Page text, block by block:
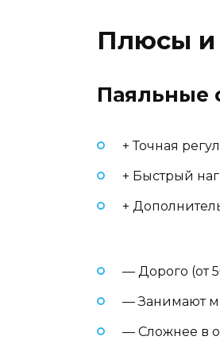
Плюсы и
Паяльные
+ Точная
+ Быстрый
+
— Дорого (от
— Занимают
— Сложнее в